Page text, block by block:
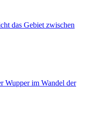
das Gebiet zwischen
Wupper im Wandel der